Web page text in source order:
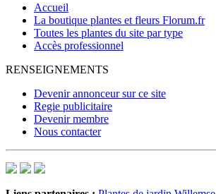
Accueil
La boutique plantes et fleurs Florum.fr
Toutes les plantes du site par type
Accès professionnel
RENSEIGNEMENTS
Devenir annonceur sur ce site
Regie publicitaire
Devenir membre
Nous contacter